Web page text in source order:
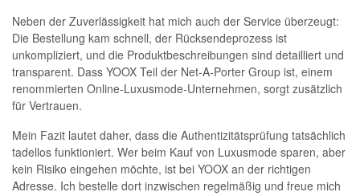
Neben der Zuverlässigkeit hat mich auch der Service überzeugt:
Die Bestellung kam schnell, der Rücksendeprozess ist
unkompliziert, und die Produktbeschreibungen sind detailliert und
transparent. Dass YOOX Teil der Net-A-Porter Group ist, einem
renommierten Online-Luxusmode-Unternehmen, sorgt zusätzlich
für Vertrauen.
Mein Fazit lautet daher, dass die Authentizitätsprüfung tatsächlich
tadellos funktioniert. Wer beim Kauf von Luxusmode sparen, aber
kein Risiko eingehen möchte, ist bei YOOX an der richtigen
Adresse. Ich bestelle dort inzwischen regelmäßig und freue mich